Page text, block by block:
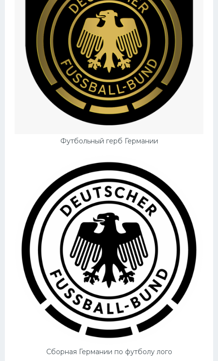
Футбольный герб Германии
Сборная Германии по футболу лого